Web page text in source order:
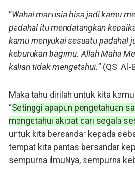
“Wahai manusia bisa jadi kamu
padahal itu mendatangkan
kamu menyukai sesuatu padahal
keburukan bagimu. Allah Maha
kalian tidak mengetahui.” (QS.
Maka tahu dirilah untuk kita
“Setinggi apapun pengetahuan
mengetahui akibat dari segala
untuk kita bersandar kepada
tempat kita pantas bersandar
sempurna ilmuNya, sempurna